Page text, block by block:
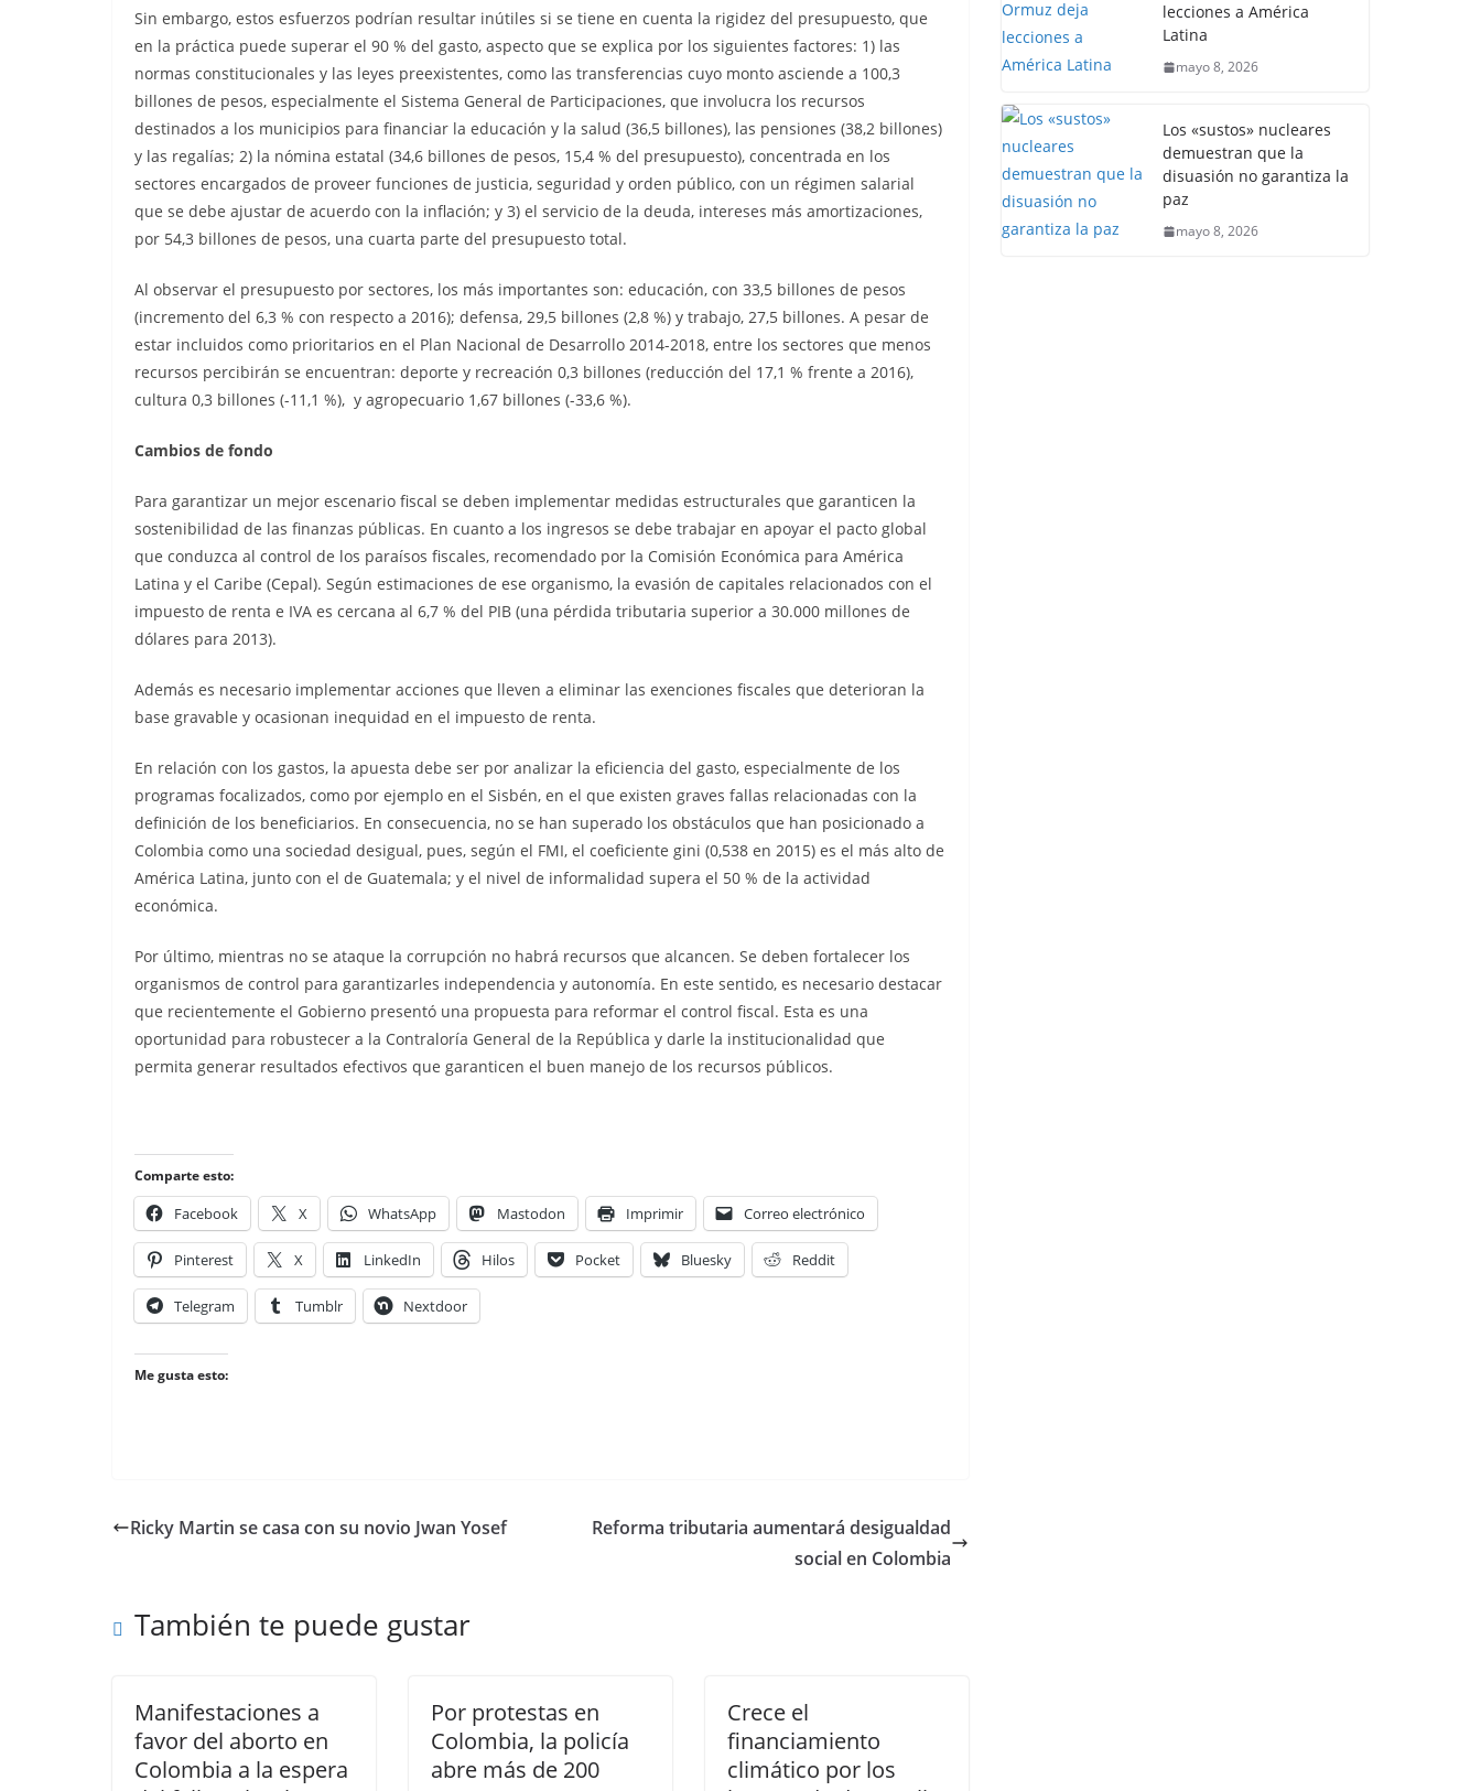
Sin embargo, estos esfuerzos podrían resultar inútiles si se tiene en cuenta la rigidez del presupuesto, que
en la práctica puede superar el 90 % del gasto, aspecto que se explica por los siguientes factores: 1) las
normas constitucionales y las leyes preexistentes, como las transferencias cuyo monto asciende a 100,3
billones de pesos, especialmente el Sistema General de Participaciones, que involucra los recursos
destinados a los municipios para financiar la educación y la salud (36,5 billones), las pensiones (38,2 billones)
y las regalías; 2) la nómina estatal (34,6 billones de pesos, 15,4 % del presupuesto), concentrada en los
sectores encargados de proveer funciones de justicia, seguridad y orden público, con un régimen salarial
que se debe ajustar de acuerdo con la inflación; y 3) el servicio de la deuda, intereses más amortizaciones,
por 54,3 billones de pesos, una cuarta parte del presupuesto total.
Al observar el presupuesto por sectores, los más importantes son: educación, con 33,5 billones de pesos
(incremento del 6,3 % con respecto a 2016); defensa, 29,5 billones (2,8 %) y trabajo, 27,5 billones. A pesar de
estar incluidos como prioritarios en el Plan Nacional de Desarrollo 2014-2018, entre los sectores que menos
recursos percibirán se encuentran: deporte y recreación 0,3 billones (reducción del 17,1 % frente a 2016),
cultura 0,3 billones (-11,1 %), y agropecuario 1,67 billones (-33,6 %).
Cambios de fondo
Para garantizar un mejor escenario fiscal se deben implementar medidas estructurales que garanticen la
sostenibilidad de las finanzas públicas. En cuanto a los ingresos se debe trabajar en apoyar el pacto global
que conduzca al control de los paraísos fiscales, recomendado por la Comisión Económica para América
Latina y el Caribe (Cepal). Según estimaciones de ese organismo, la evasión de capitales relacionados con el
impuesto de renta e IVA es cercana al 6,7 % del PIB (una pérdida tributaria superior a 30.000 millones de
dólares para 2013).
Además es necesario implementar acciones que lleven a eliminar las exenciones fiscales que deterioran la
base gravable y ocasionan inequidad en el impuesto de renta.
En relación con los gastos, la apuesta debe ser por analizar la eficiencia del gasto, especialmente de los
programas focalizados, como por ejemplo en el Sisbén, en el que existen graves fallas relacionadas con la
definición de los beneficiarios. En consecuencia, no se han superado los obstáculos que han posicionado a
Colombia como una sociedad desigual, pues, según el FMI, el coeficiente gini (0,538 en 2015) es el más alto de
América Latina, junto con el de Guatemala; y el nivel de informalidad supera el 50 % de la actividad
económica.
Por último, mientras no se ataque la corrupción no habrá recursos que alcancen. Se deben fortalecer los
organismos de control para garantizarles independencia y autonomía. En este sentido, es necesario destacar
que recientemente el Gobierno presentó una propuesta para reformar el control fiscal. Esta es una
oportunidad para robustecer a la Contraloría General de la República y darle la institucionalidad que
permita generar resultados efectivos que garanticen el buen manejo de los recursos públicos.
Comparte esto:
Facebook X WhatsApp Mastodon Imprimir Correo electrónico
Pinterest X LinkedIn Hilos Pocket Bluesky Reddit
Telegram Tumblr Nextdoor
Me gusta esto:
Ricky Martin se casa con su novio Jwan Yosef
Reforma tributaria aumentará desigualdad
social en Colombia
También te puede gustar
Manifestaciones a
favor del aborto en
Colombia a la espera
Por protestas en
Colombia, la policía
abre más de 200
Crece el
financiamiento
climático por los
lecciones a América
Latina
mayo 8, 2026
Los «sustos» nucleares
demuestran que la
disuasión no garantiza la
paz
mayo 8, 2026